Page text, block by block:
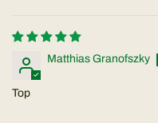
Matthias Granofszky
Top